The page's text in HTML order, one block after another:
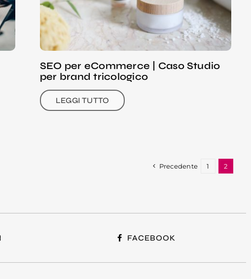
SEO per eCommerce | Caso Studio
per brand tricologico
LEGGI TUTTO
Precedente 1 2
FACEBOOK